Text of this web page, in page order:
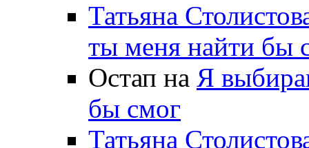
Татьяна
ты меня найти бы
Остап на Я
бы смог
Татьяна